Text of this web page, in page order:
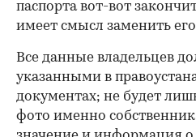
паспорта вот-вот
имеет смысл заменить
Все данные владельцев
указанными в
документах; не будет
фото именно